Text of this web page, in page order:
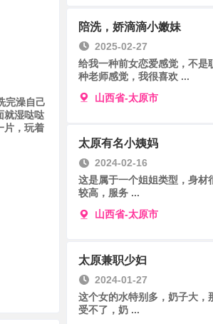
完澡自己
就湿哒哒
片，玩着
陪洗，娇滴滴小嫩妹
2025-02-27
给我一种前女恋爱感觉，不是
种老师感觉，我很喜欢 ...
山西省-太原市
太原有名小姨妈
2024-02-16
这是属于一个姐姐类型，身材
较高，服务 ...
山西省-太原市
太原兼职少妇
2024-01-27
这个女的水特别多，奶子大，
受不了，奶 ...